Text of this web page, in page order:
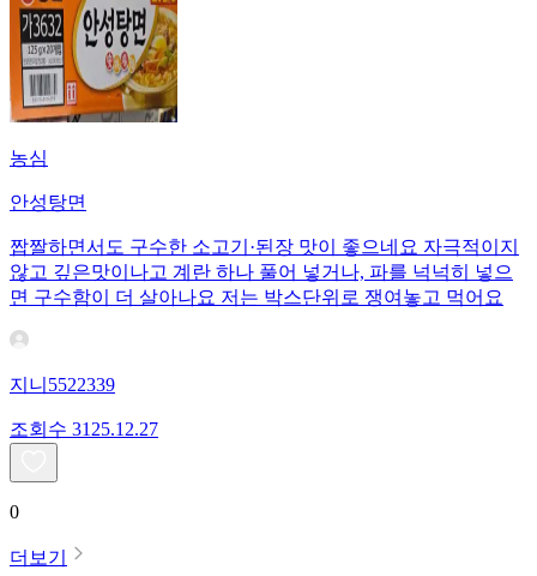
농심
안성탕면
짭짤하면서도 구수한 소고기·된장 맛이 좋으네요 자극적이지
않고 깊은맛이나고 계란 하나 풀어 넣거나, 파를 넉넉히 넣으
면 구수함이 더 살아나요 저는 박스단위로 쟁여놓고 먹어요
지니5522339
조회수 31 25.12.27
0
더보기